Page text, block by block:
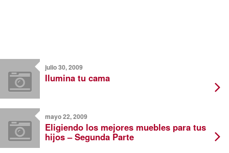
julio 30, 2009
Ilumina tu cama
mayo 22, 2009
Eligiendo los mejores muebles para tus
hijos – Segunda Parte